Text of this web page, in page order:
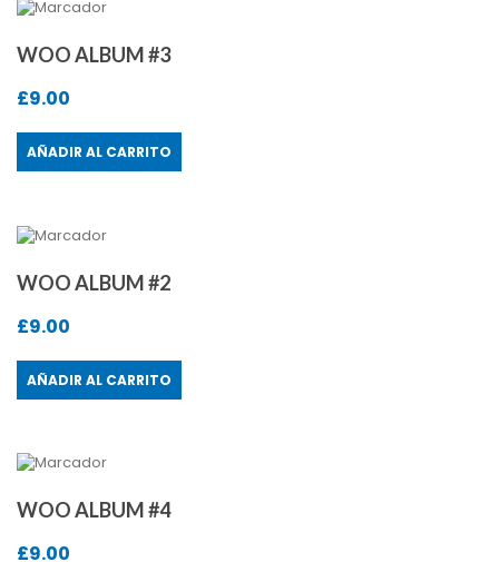
WOO ALBUM #3
£9.00
AÑADIR AL CARRITO
WOO ALBUM #2
£9.00
AÑADIR AL CARRITO
WOO ALBUM #4
£9.00